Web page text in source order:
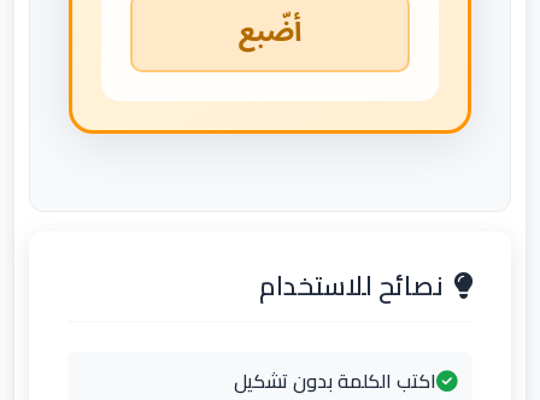
أضّبع
نصائح للاستخدام
اكتب الكلمة بدون تشكيل